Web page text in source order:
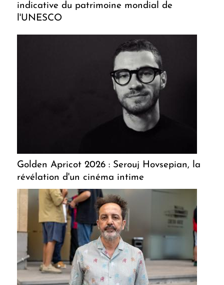
indicative du patrimoine mondial de
l'UNESCO
Golden Apricot 2026 : Serouj Hovsepian, la
révélation d'un cinéma intime